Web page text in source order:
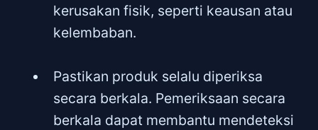
kerusakan fisik, seperti keausan atau
kelembaban.
Pastikan produk selalu diperiksa
secara berkala. Pemeriksaan secara
berkala dapat membantu mendeteksi